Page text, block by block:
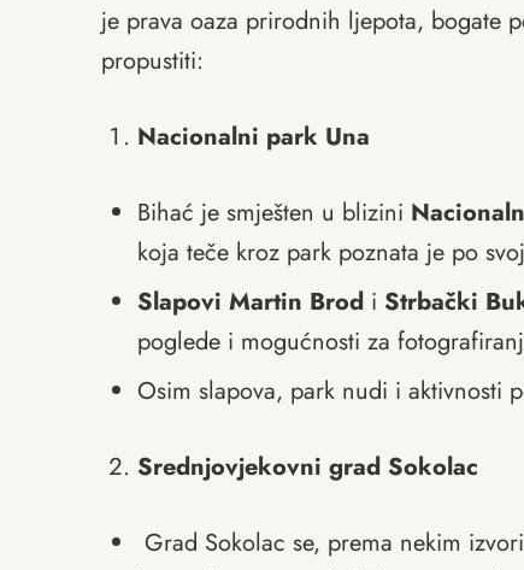
je prava oaza prirodnih ljepota, bogate
propustiti:
Nacionalni park Una
Bihać je smješten u blizini
koja teče kroz park poznata je po
Slapovi Martin Brod i Strbački
poglede i mogućnosti za
Osim slapova, park nudi i aktivnosti
Srednjovjekovni grad Sokolac
Grad Sokolac se, prema nekim